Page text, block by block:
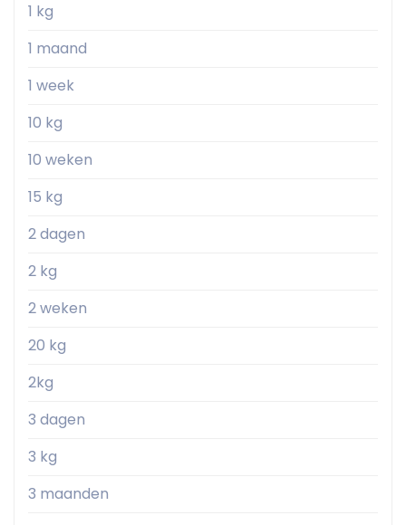
1 kg
1 maand
1 week
10 kg
10 weken
15 kg
2 dagen
2 kg
2 weken
20 kg
2kg
3 dagen
3 kg
3 maanden